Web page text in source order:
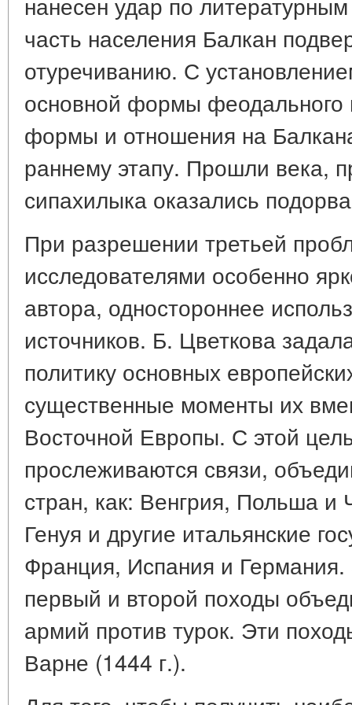
часть населения Балкан
отуречиванию. С
основной формы
формы и отношения на
раннему этапу. Прошли века,
сипахилыка оказались
При разрешении третьей
исследователями особенно
автора, одностороннее
источников. Б. Цветкова
политику основных
существенные моменты их
Восточной Европы. С этой
прослеживаются связи,
стран, как: Венгрия, Польша и
Генуя и другие итальянские
Франция, Испания и
первый и второй походы
армий против турок. Эти
Варне (1444 г.).